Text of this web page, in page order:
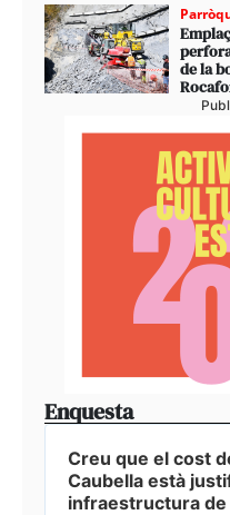
de la
Enquesta
Creu que el cost
Caubella està
infraestructura